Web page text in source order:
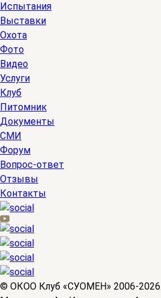
Испытания
Выставки
Охота
Фото
Видео
Услуги
Клуб
Питомник
Документы
СМИ
Форум
Вопрос-ответ
Отзывы
Контакты
© OКОО Клуб «СУОМЕН» 2006-2026.